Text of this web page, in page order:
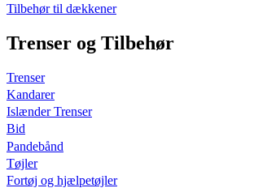
Tilbehør til dækkener
Trenser og Tilbehør
Trenser
Kandarer
Islænder Trenser
Bid
Pandebånd
Tøjler
Fortøj og hjælpetøjler